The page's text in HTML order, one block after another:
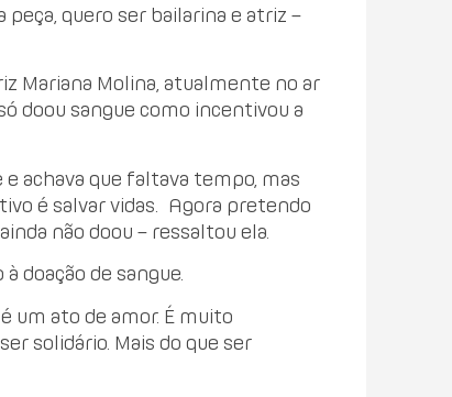
quero ser bailarina e atriz –
Mariana Molina, atualmente no ar
doou sangue como incentivou a
achava que faltava tempo, mas
é salvar vidas. Agora pretendo
não doou – ressaltou ela.
doação de sangue.
um ato de amor. É muito
solidário. Mais do que ser